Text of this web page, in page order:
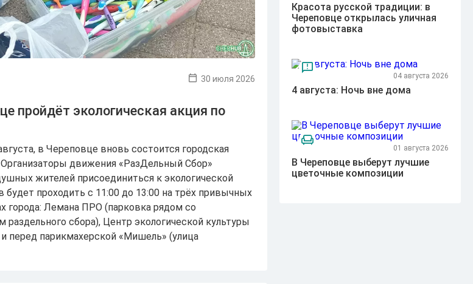
30 июля 2026
пройдёт экологическая акция по
в Череповце вновь состоится городская
движения «РазДельный Сбор»
жителей присоединиться к экологической
будет проходить с 11:00 до 13:00 на трёх привычных
города: Лемана ПРО (парковка рядом со
сбора), Центр экологической культуры
перед парикмахерской «Мишель» (улица
Красота русской традиции: в
Череповце открылась уличная
фотовыставка
04 августа 2026
4 августа: Ночь вне дома
01 августа 2026
В Череповце выберут лучшие
цветочные композиции